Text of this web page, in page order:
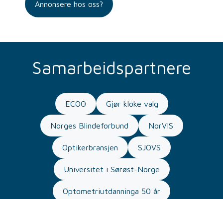
Annonsere hos oss?
Samarbeidspartnere
ECOO Gjør kloke valg
Norges Blindeforbund NorVIS
Optikerbransjen SJOVS
Universitet i Sørøst-Norge
Optometriutdanninga 50 år